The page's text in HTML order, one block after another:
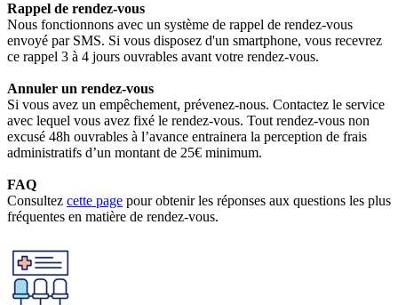
Rappel de rendez-vous
Nous fonctionnons avec un système de rappel de rendez-vous
envoyé par SMS. Si vous disposez d'un smartphone, vous recevrez
ce rappel 3 à 4 jours ouvrables avant votre rendez-vous.
Annuler un rendez-vous
Si vous avez un empêchement, prévenez-nous. Contactez le service
avec lequel vous avez fixé le rendez-vous. Tout rendez-vous non
excusé 48h ouvrables à l’avance entrainera la perception de frais
administratifs d’un montant de 25€ minimum.
FAQ
Consultez cette page pour obtenir les réponses aux questions les plus
fréquentes en matière de rendez-vous.